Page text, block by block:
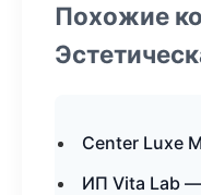
Похожие
Center Luxe
ИП Vita Lab